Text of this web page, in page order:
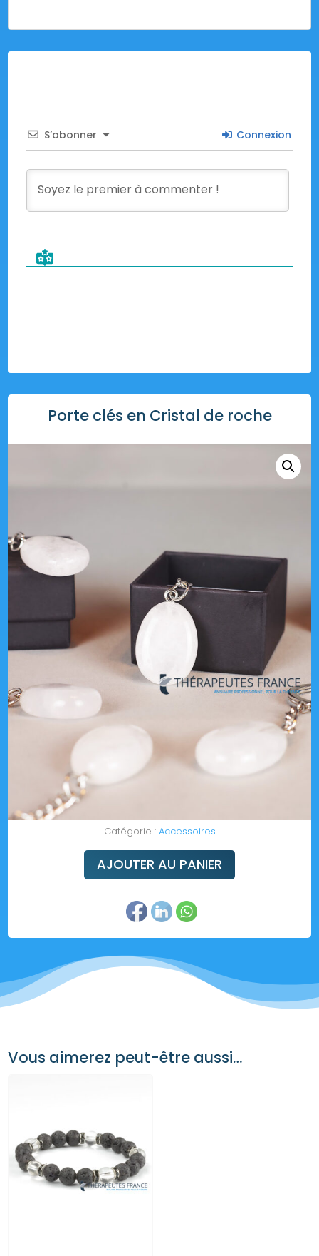
S’abonner Connexion
Porte clés en Cristal de roche
Catégorie : Accessoires
AJOUTER AU PANIER
Vous aimerez peut-être aussi…